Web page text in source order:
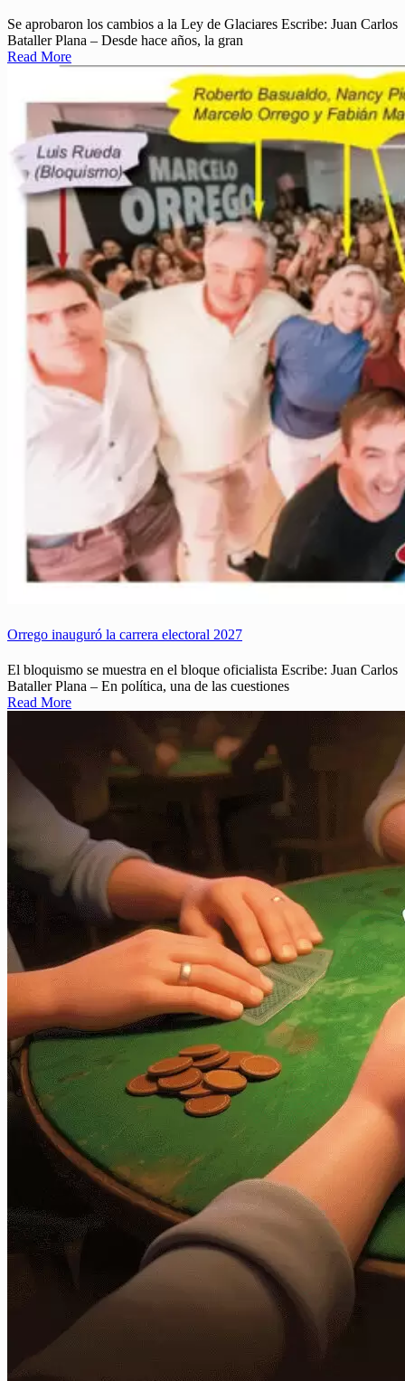
Se aprobaron los cambios a la Ley de Glaciares Escribe: Juan Carlos
Bataller Plana – Desde hace años, la gran
Read More
Orrego inauguró la carrera electoral 2027
El bloquismo se muestra en el bloque oficialista Escribe: Juan Carlos
Bataller Plana – En política, una de las cuestiones
Read More